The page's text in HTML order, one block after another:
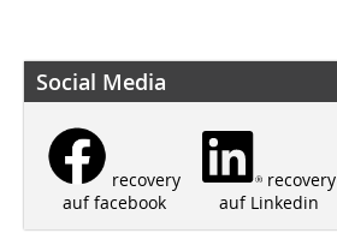
Social Media
recovery
auf facebook
recovery
auf Linkedin